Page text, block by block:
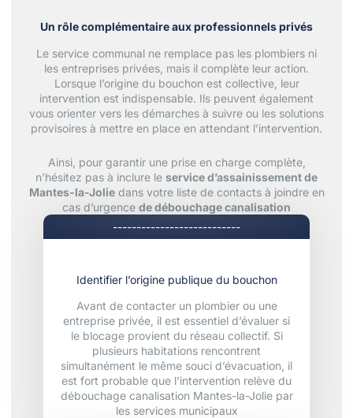
Un rôle complémentaire aux professionnels privés
Le service communal ne remplace pas les plombiers ni
les entreprises privées, mais il complète leur action.
Lorsque l’origine du bouchon est collective, leur
intervention est indispensable. Ils peuvent également
vous orienter vers les démarches à suivre ou les solutions
provisoires à mettre en place en attendant l’intervention.
Ainsi, pour garantir une prise en charge complète,
n’hésitez pas à inclure le service d’assainissement de
Mantes-la-Joliedans votre liste de contacts à joindre en
cas d’urgence de débouchage canalisation
---------------------------
Identifier l’origine publique du bouchon
Avant de contacter un plombier ou une
entreprise privée, il est essentiel d’évaluer si
le blocage provient du réseau collectif. Si
plusieurs habitations rencontrent
simultanément le même souci d’évacuation, il
est fort probable que l’intervention relève du
débouchage canalisation Mantes-la-Jolie par
les services municipaux